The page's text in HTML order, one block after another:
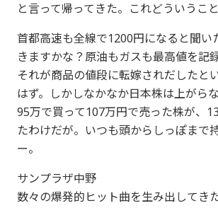
と言って帰ってきた。これどういうこ
首都高速も全線で1200円になると聞
きますかな？原油もガスも最高値を記
それが商品の値段に転嫁されだしたと
はず。しかしなかなか日本株は上がら
95万で買って107万円で売った株が、
たわけだが。いつも頭からしっぽまで
ー。
サンプラザ中野
数々の爆発的ヒット曲を生み出してき